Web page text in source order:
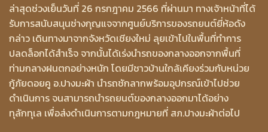
ล่าสุดช่วงเย็นวันที่ 26 กรกฎาคม 2566 ที่ผ่านมา ทางเจ้าหน้าที่ได้
รับการสนับสนุนช่างกุญแจจากศูนย์บริการของรถยนต์ยี่ห้อดัง
กล่าว เดินทางมาจากจังหวัดเชียงใหม่ ลุยเข้าไปในพื้นที่ทำการ
ปลดล็อกได้สำเร็จ จากนั้นได้เร่งนำรถของกลางออกจากพื้นที่
ท่ามกลางฝนตกอย่างหนัก โดยมีชาวบ้านใกล้เคียงร่วมกับหน่วย
กู้ภัยดอยคู อ.ปางมะผ้า นำรถชักลากพร้อมอุปกรณ์เข้าไปช่วย
ดำเนินการ จนสามารถนำรถยนต์ของกลางออกมาได้อย่าง
ทุลักทุเล เพื่อส่งดำเนินการตามกฎหมายที่ สภ.ปางมะผ้าต่อไป